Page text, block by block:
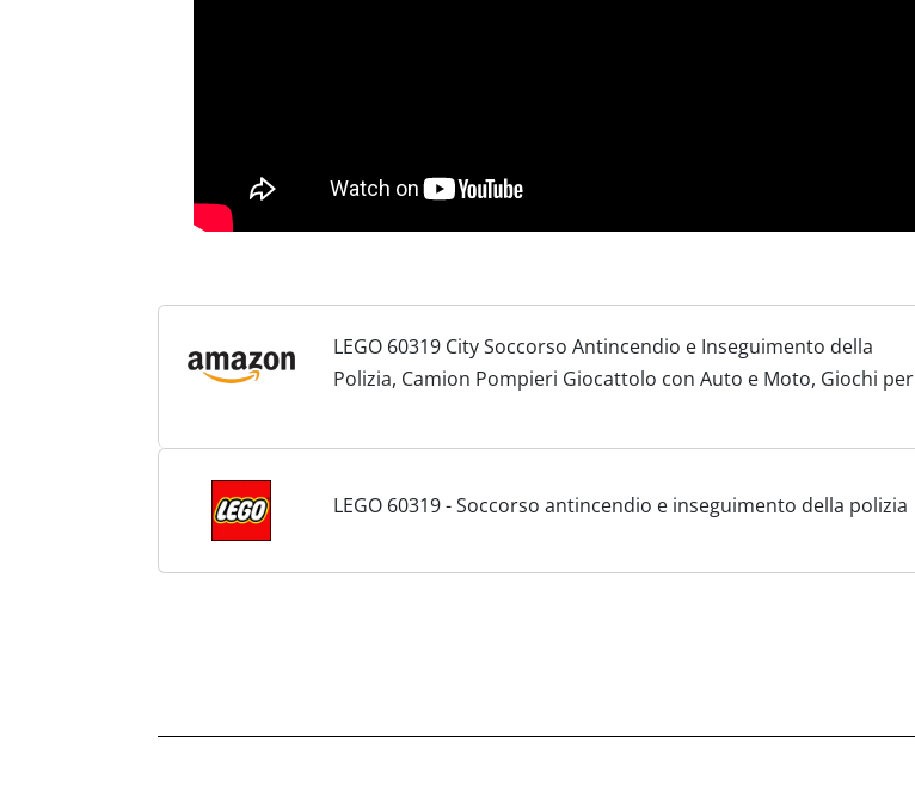
LEGO 60319 City Soccorso Antincendio e Inseguimento della
Polizia, Camion Pompieri Giocattolo con Auto e Moto, Giochi per
LEGO 60319 - Soccorso antincendio e inseguimento della polizia